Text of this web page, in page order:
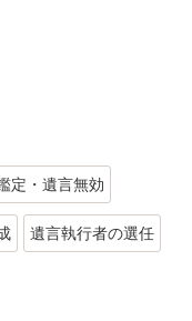
定・遺言無効
遺言執行者の選任